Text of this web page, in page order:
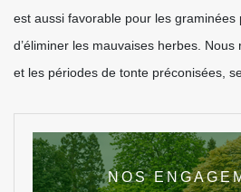
est aussi favorable pour les graminées
d’éliminer les mauvaises herbes.
et les périodes de tonte préconisées,
NOS